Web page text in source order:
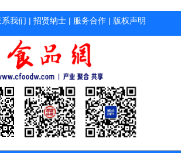
系我们 | 招贤纳士 | 服务合作 | 版权声明